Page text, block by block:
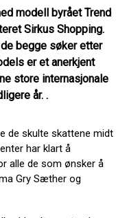
modell byrået Trend
Sirkus Shopping.
begge søker etter
er et anerkjent
store internasjonale
år. .
de skulte skattene midt
har klart å
alle de som ønsker å
Gry Sæther og